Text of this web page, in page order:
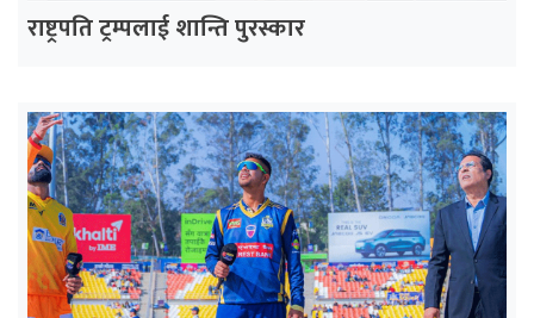
राष्ट्रपति ट्रम्पलाई शान्ति पुरस्कार